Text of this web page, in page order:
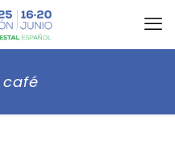
café